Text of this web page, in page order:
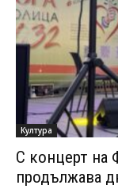
Култура
С концерт на
продължава